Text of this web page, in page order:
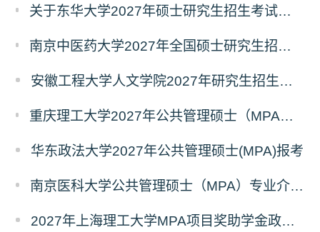
关于东华大学2027年硕士研究生招生考试（初试）招生目录拟调整公告（一）
南京中医药大学2027年全国硕士研究生招生考试初试自命题科目考试内容及参考书目
安徽工程大学人文学院2027年研究生招生简章
重庆理工大学2027年公共管理硕士（MPA）专业学位研究生（双证）报考
华东政法大学2027年公共管理硕士(MPA)报考
南京医科大学公共管理硕士（MPA）专业介绍（2027年）
2027年上海理工大学MPA项目奖助学金政策发布